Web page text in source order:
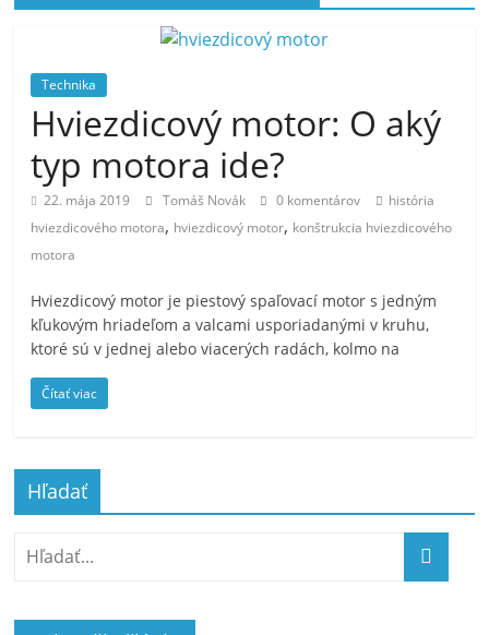
Technika
Hviezdicový motor: O aký
typ motora ide?
22. mája 2019 Tomáš Novák 0 komentárov
história
hviezdicového motora, hviezdicový motor, konštrukcia hviezdicového
motora
Hviezdicový motor je piestový spaľovací motor s jedným
kľukovým hriadeľom a valcami usporiadanými v kruhu,
ktoré sú v jednej alebo viacerých radách, kolmo na
Čítať viac
Hľadať